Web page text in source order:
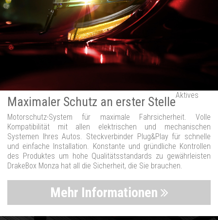
Maximaler Schutz an erster StelleAktives
Motorschutz-System für maximale Fahrsicherheit. Volle
Kompatibilität mit allen elektrischen und mechanischen
Systemen Ihres Autos. Steckverbinder Plug&Play für schnelle
und einfache Installation. Konstante und gründliche Kontrollen
des Produktes um hohe Qualitätsstandards zu gewährleisten
DrakeBox Monza hat all die Sicherheit, die Sie brauchen.
Mehr Informationen